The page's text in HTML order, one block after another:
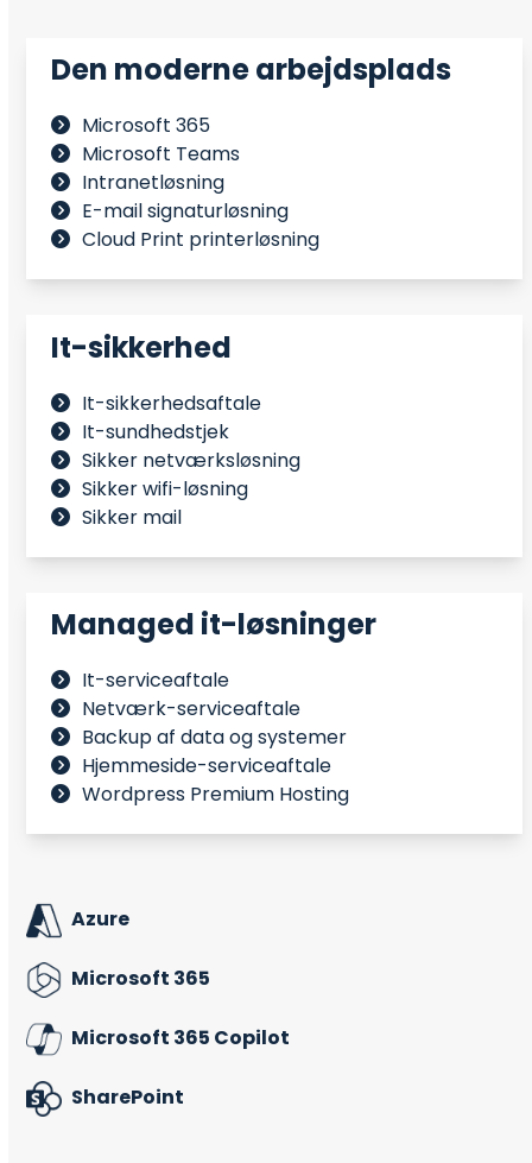
Den moderne arbejdsplads
Microsoft 365
Microsoft Teams
Intranetløsning
E-mail signaturløsning
Cloud Print printerløsning
It-sikkerhed
It-sikkerhedsaftale
It-sundhedstjek
Sikker netværksløsning
Sikker wifi-løsning
Sikker mail
Managed it-løsninger
It-serviceaftale
Netværk-serviceaftale
Backup af data og systemer
Hjemmeside-serviceaftale
Wordpress Premium Hosting
Azure
Microsoft 365
Microsoft 365 Copilot
SharePoint